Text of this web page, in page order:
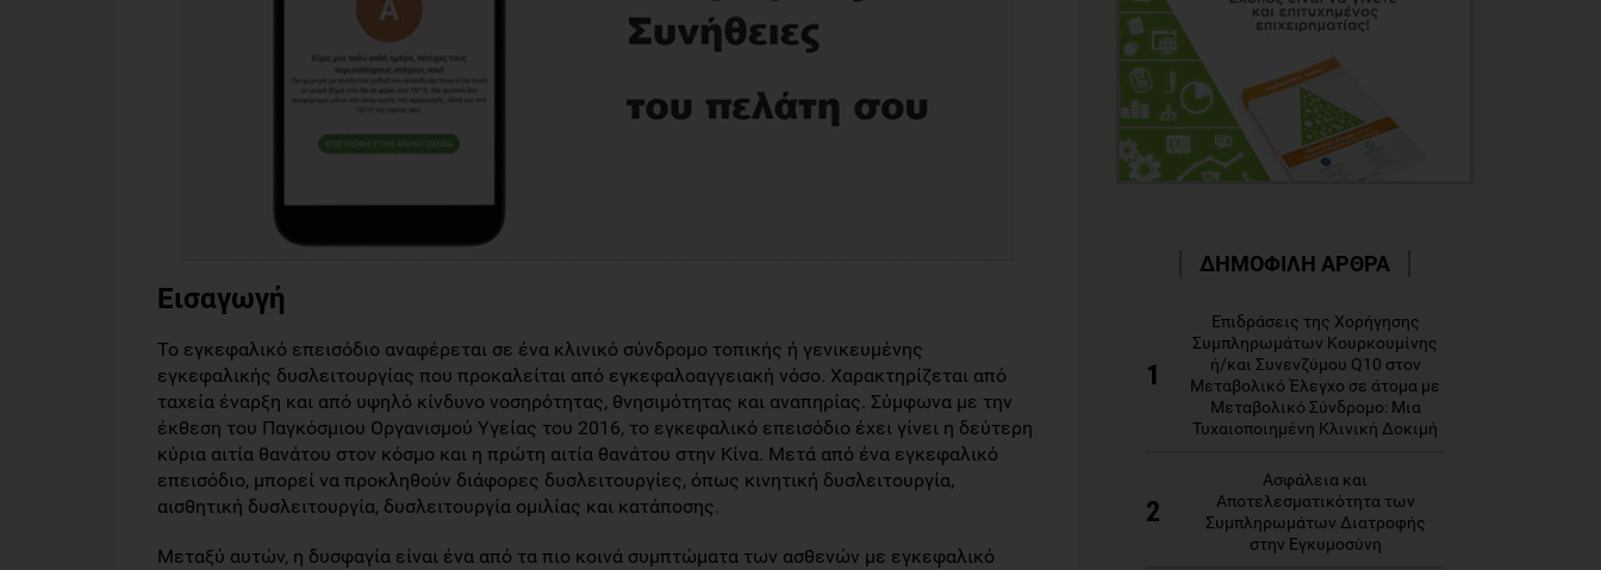
Εισαγωγή
Το εγκεφαλικό επεισόδιο αναφέρεται σε ένα κλινικό σύνδρομο τοπικής ή γενικευμένης
εγκεφαλικής δυσλειτουργίας που προκαλείται από εγκεφαλοαγγειακή νόσο. Χαρακτηρίζεται από
ταχεία έναρξη και από υψηλό κίνδυνο νοσηρότητας, θνησιμότητας και αναπηρίας. Σύμφωνα με την
έκθεση του Παγκόσμιου Οργανισμού Υγείας του 2016, το εγκεφαλικό επεισόδιο έχει γίνει η δεύτερη
κύρια αιτία θανάτου στον κόσμο και η πρώτη αιτία θανάτου στην Κίνα. Μετά από ένα εγκεφαλικό
επεισόδιο, μπορεί να προκληθούν διάφορες δυσλειτουργίες, όπως κινητική δυσλειτουργία,
αισθητική δυσλειτουργία, δυσλειτουργία ομιλίας και κατάποσης.
Μεταξύ αυτών, η δυσφαγία είναι ένα από τα πιο κοινά συμπτώματα των ασθενών με εγκεφαλικό
ΔΗΜΟΦΙΛΗ ΑΡΘΡΑ
1
Επιδράσεις της Χορήγησης
Συμπληρωμάτων Κουρκουμίνης
ή/και Συνενζύμου Q10 στον
Μεταβολικό Έλεγχο σε άτομα με
Μεταβολικό Σύνδρομο: Μια
Τυχαιοποιημένη Κλινική Δοκιμή
2
Ασφάλεια και
Αποτελεσματικότητα των
Συμπληρωμάτων Διατροφής
στην Εγκυμοσύνη